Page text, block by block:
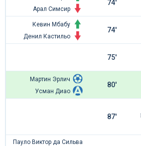
Арал Симсир
74'
Кевин Мбабу
Денил Кастильо
74'
75'
Мартин Эрлич
Усман Диао
80'
87'
Пауло Виктор да Сильва